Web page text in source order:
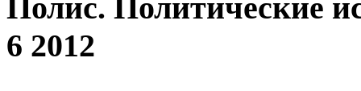
Полис. Политические
6 2012